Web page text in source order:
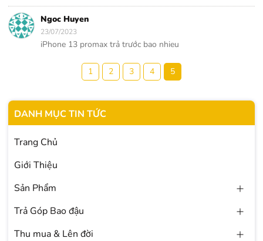
Ngoc Huyen
23/07/2023
iPhone 13 promax trả trước bao nhieu
1 2 3 4 5
DANH MỤC TIN TỨC
Trang Chủ
Giới Thiệu
Sản Phẩm
Trả Góp Bao đậu
Thu mua & Lên đời